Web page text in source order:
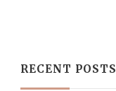
RECENT POSTS